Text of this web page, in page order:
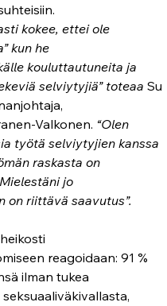
kokee, ettei ole
kun he
kouluttautuneita ja
selviytyjiä” toteaa Su
Valkonen. “Olen
työtä selviytyjien kanssa
raskasta on
jo
on riittävä saavutus”.
reagoidaan: 91 %
ilman tukea